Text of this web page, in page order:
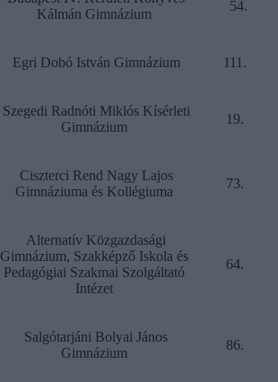
Kálmán Gimnázium
54.
Egri Dobó István Gimnázium 111.
Szegedi Radnóti Miklós Kísérleti
Gimnázium
19.
Ciszterci Rend Nagy Lajos
Gimnáziuma és Kollégiuma
73.
Alternatív Közgazdasági
Gimnázium, Szakképző Iskola és
Pedagógiai Szakmai Szolgáltató
Intézet
64.
Salgótarjáni Bolyai János
Gimnázium
86.